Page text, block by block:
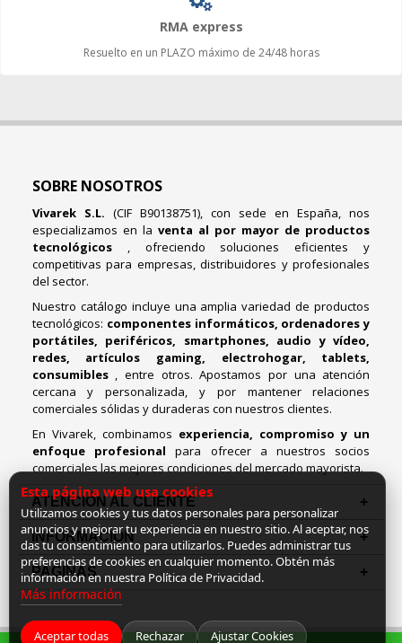
RMA express
Resuelto en un PLAZO máximo de 24/48 horas
SOBRE NOSOTROS
Vivarek S.L. (CIF B90138751), con sede en España, nos
especializamos en la venta al por mayor de productos
tecnológicos , ofreciendo soluciones eficientes y
competitivas para empresas, distribuidores y profesionales
del sector.
Nuestro catálogo incluye una amplia variedad de productos
tecnológicos: componentes informáticos, ordenadores y
portátiles, periféricos, smartphones, audio y vídeo,
redes, artículos gaming, electrohogar, tablets,
consumibles , entre otros. Apostamos por una atención
cercana y personalizada, y por mantener relaciones
comerciales sólidas y duraderas con nuestros clientes.
En Vivarek, combinamos experiencia, compromiso y un
enfoque profesionalpara ofrecer a nuestros socios
comerciales las mejores condiciones del mercado mayorista.
ATENCIÓN AL CLIENTE
INFORMACION
PAGINAS
Esta página web usa cookies
Utilizamos cookies y tus datos personales para personalizar
anuncios y mejorar tu experiencia en nuestro sitio. Al aceptar, nos
das tu consentimiento para utilizarlos. Puedes administrar tus
preferencias de cookies en cualquier momento. Obtén más
información en nuestra Política de Privacidad.
Más información
Aceptar todas Rechazar Ajustar Cookies